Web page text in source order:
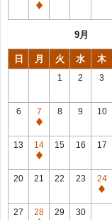
日
休
9月
日 月 火 水 木
1 2 3
6
7
休
館
日
8 9 10
13
14
休
館
15 16 17
20 21 22 23
24
休
27
28
29 30